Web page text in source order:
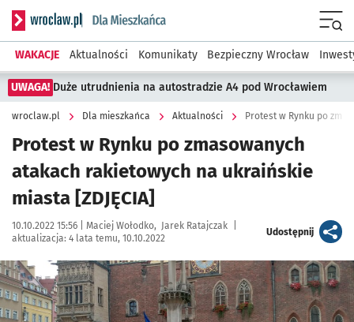
Serwis informacyjny wroclaw.pl podserwis: Dla mieszkańca
WAKACJE Aktualności Komunikaty Bezpieczny Wrocław
UWAGA! Duże utrudnienia na autostradzie A4 pod Wrocławiem
wroclaw.pl Dla mieszkańca Aktualności
Protest w Rynku po zmasowanych
atakach rakietowych na ukraińskie
miasta [ZDJĘCIA]
Data publikacji:
10.10.2022 15:56 | Autor:
Maciej Wołodko Jarek Ratajczak
aktualizacja: 4 lata temu, 10.10.2022
Udostępnijartykuł
Kliknij, aby zobaczyć galerię